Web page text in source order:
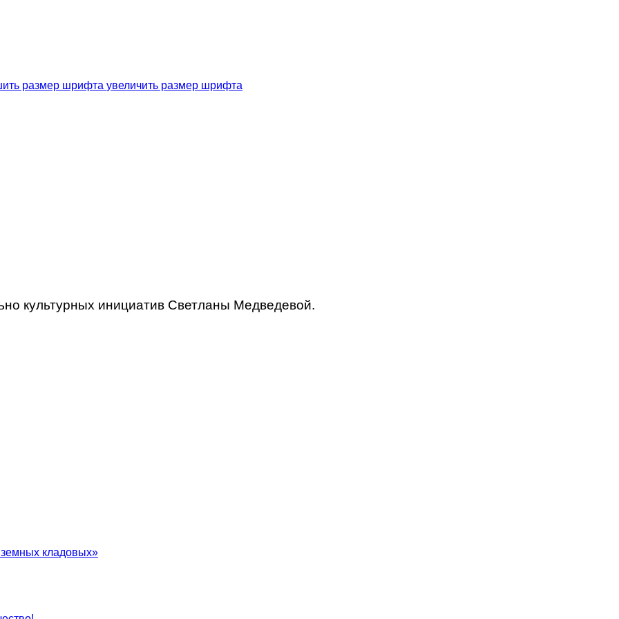
увеличить размер шрифта
культурных инициатив Светланы Медведевой.
кладовых»